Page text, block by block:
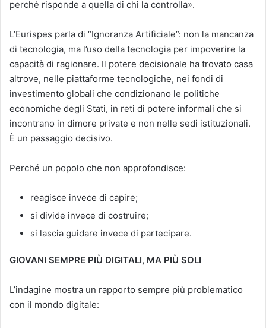
perché risponde a quella di chi la controlla».
L’Eurispes parla di “Ignoranza Artificiale”: non la mancanza
di tecnologia, ma l’uso della tecnologia per impoverire la
capacità di ragionare. Il potere decisionale ha trovato casa
altrove, nelle piattaforme tecnologiche, nei fondi di
investimento globali che condizionano le politiche
economiche degli Stati, in reti di potere informali che si
incontrano in dimore private e non nelle sedi istituzionali.
È un passaggio decisivo.
Perché un popolo che non approfondisce:
reagisce invece di capire;
si divide invece di costruire;
si lascia guidare invece di partecipare.
GIOVANI SEMPRE PIÙ DIGITALI, MA PIÙ SOLI
L’indagine mostra un rapporto sempre più problematico
con il mondo digitale: